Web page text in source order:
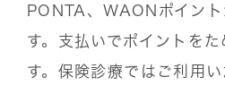
PONTA、WAONポイン
す。支払いでポイントを
す。保険診療ではご利用い